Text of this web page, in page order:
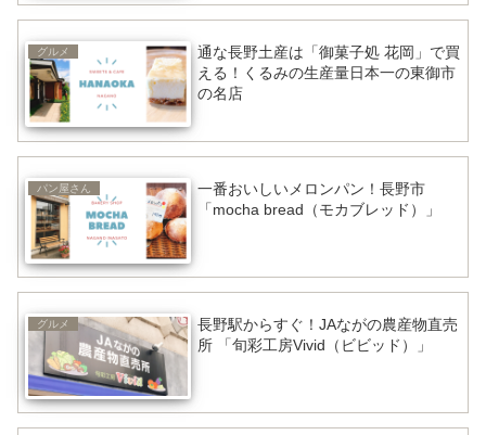
グルメ
通な長野土産は「御菓子処 花岡」で買
える！くるみの生産量日本一の東御市
の名店
パン屋さん
一番おいしいメロンパン！長野市
「mocha bread（モカブレッド）」
グルメ
長野駅からすぐ！JAながの農産物直売
所 「旬彩工房Vivid（ビビッド）」